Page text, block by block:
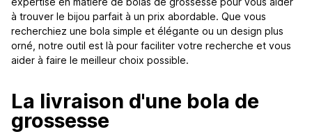
à trouver le bijou parfait à un prix abordable. Que vous
recherchiez une bola simple et élégante ou un design plus
orné, notre outil est là pour faciliter votre recherche et vous
aider à faire le meilleur choix possible.
La livraison d'une bola de
grossesse